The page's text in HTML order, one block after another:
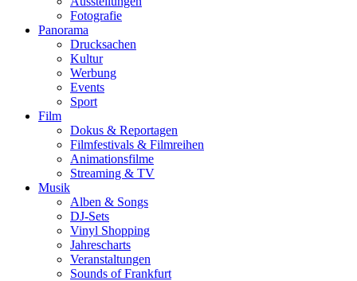
Fotografie
Panorama
Drucksachen
Kultur
Werbung
Events
Sport
Film
Dokus & Reportagen
Filmfestivals & Filmreihen
Animationsfilme
Streaming & TV
Musik
Alben & Songs
DJ-Sets
Vinyl Shopping
Jahrescharts
Veranstaltungen
Sounds of Frankfurt